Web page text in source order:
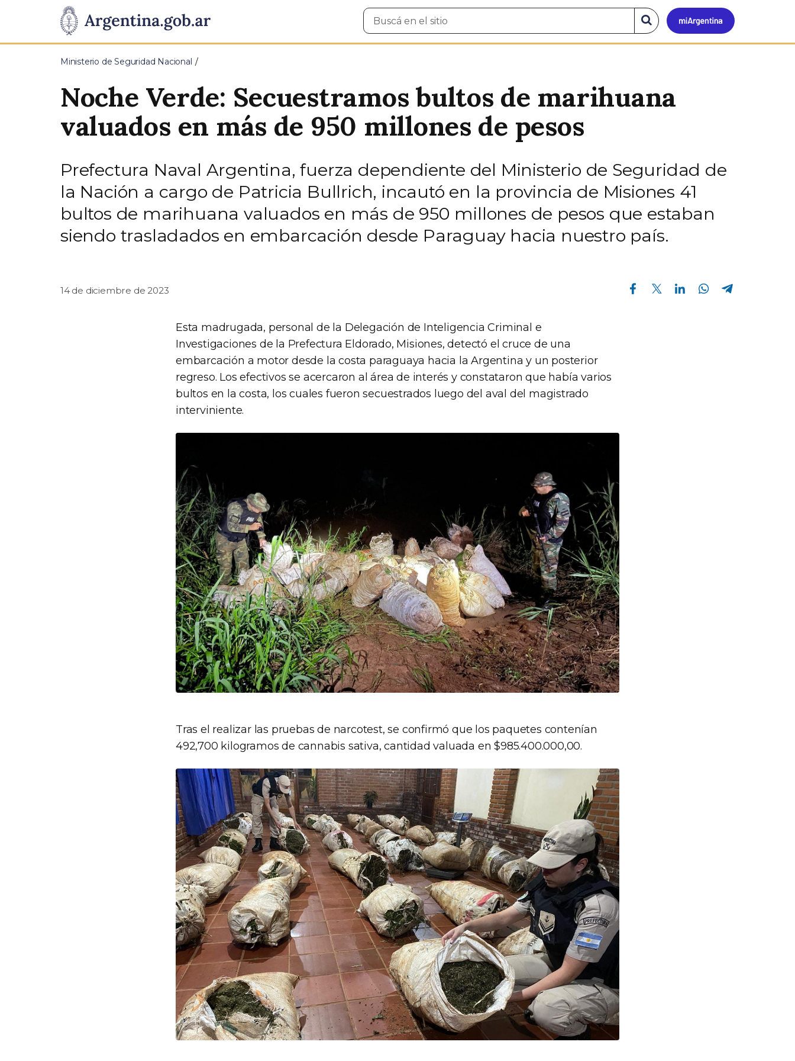
Presidencia
de
Pasar al contenido principal
Mi
Buscar
en
Buscar
en
el
Ministerio de Seguridad Nacional
Noche Verde: Secuestramos bultos de marihuana
valuados en más de 950 millones de pesos
Prefectura Naval Argentina, fuerza dependiente del Ministerio de Seguridad de
la Nación a cargo de Patricia Bullrich, incautó en la provincia de Misiones 41
bultos de marihuana valuados en más de 950 millones de pesos que estaban
siendo trasladados en embarcación desde Paraguay hacia nuestro país.
14 de diciembre de 2023
Compartir en Facebook Compartir en Twitter Compartir en Linkedin Compartir en Whatsapp
Esta madrugada, personal de la Delegación de Inteligencia Criminal e
Investigaciones de la Prefectura Eldorado, Misiones, detectó el cruce de una
embarcación a motor desde la costa paraguaya hacia la Argentina y un posterior
regreso. Los efectivos se acercaron al área de interés y constataron que había varios
bultos en la costa, los cuales fueron secuestrados luego del aval del magistrado
interviniente.
Tras el realizar las pruebas de narcotest, se confirmó que los paquetes contenían
492,700 kilogramos de cannabis sativa, cantidad valuada en $985.400.000,00.